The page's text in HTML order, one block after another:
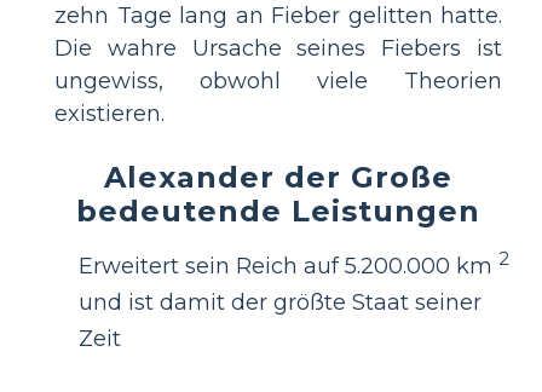
zehn Tage lang an Fieber gelitten hatte.
Die wahre Ursache seines Fiebers ist
ungewiss, obwohl viele Theorien
existieren.
Alexander der Große
bedeutende Leistungen
Erweitert sein Reich auf 5.200.000 km 2
und ist damit der größte Staat seiner
Zeit